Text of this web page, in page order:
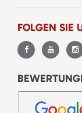
FOLGEN SIE